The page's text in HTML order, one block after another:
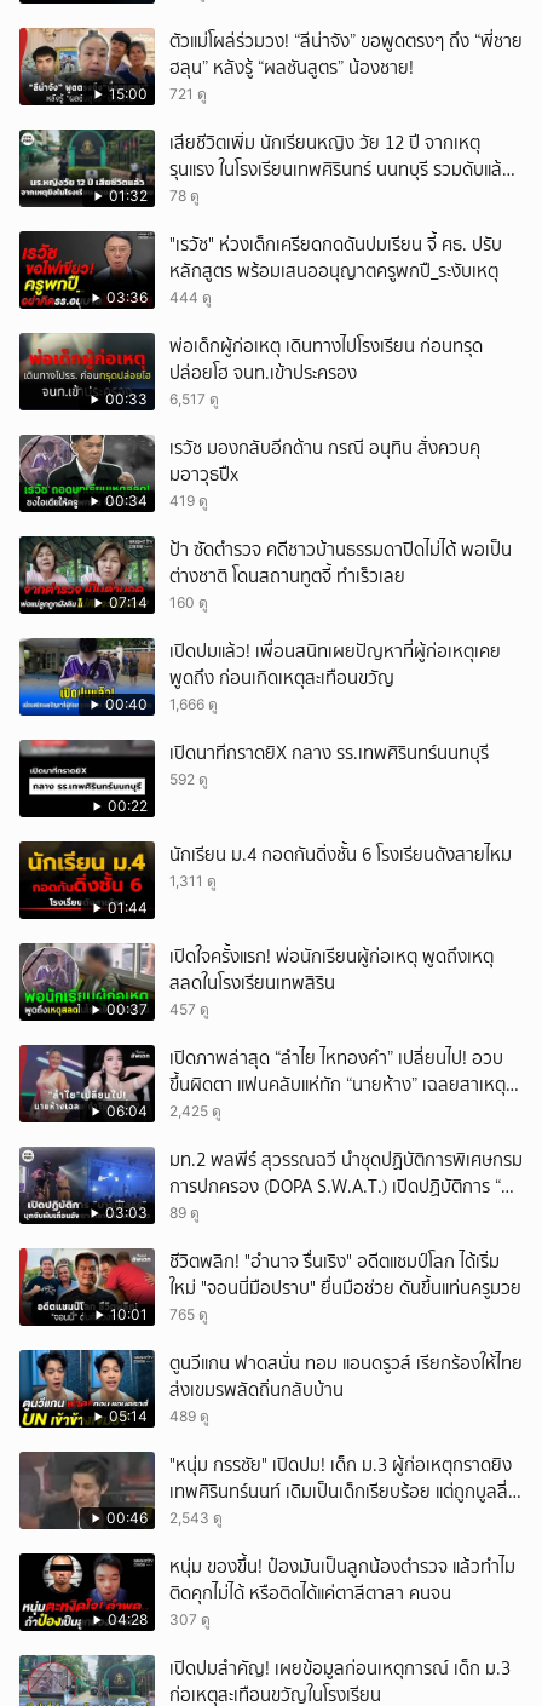
15:00
ตัวแม่โผล่ร่วมวง! “ลีน่าจัง” ขอพูดตรงๆ ถึง “พี่ชาย
ฮลุน” หลังรู้ “ผลชันสูตร” น้องชาย!
721 ดู
01:32
เสียชีวิตเพิ่ม นักเรียนหญิง วัย 12 ปี จากเหตุ
รุนแรง ในโรงเรียนเทพศิรินทร์ นนทบุรี รวมดับแล้ว
9 ราย
78 ดู
03:36
"เรวัช" ห่วงเด็กเครียดกดดันปมเรียน จี้ ศธ. ปรับ
หลักสูตร พร้อมเสนออนุญาตครูพกปื_ระงับเหตุ
444 ดู
00:33
พ่อเด็กผู้ก่อเหตุ เดินทางไปโรงเรียน ก่อนทรุด
ปล่อยโฮ จนท.เข้าประครอง
6,517 ดู
00:34
เรวัช มองกลับอีกด้าน กรณี อนุทิน สั่งควบคุ
มอาวุธปืx
419 ดู
07:14
ป้า ซัดตำรวจ คดีชาวบ้านธรรมดาปิดไม่ได้ พอเป็น
ต่างชาติ โดนสถานทูตจี้ ทำเร็วเลย
160 ดู
00:40
เปิดปมแล้ว! เพื่อนสนิทเผยปัญหาที่ผู้ก่อเหตุเคย
พูดถึง ก่อนเกิดเหตุสะเทือนขวัญ
1,666 ดู
00:22
เปิดนาทีกราดยิX กลาง รร.เทพศิรินทร์นนทบุรี
592 ดู
01:44
นักเรียน ม.4 กอดกันดิ่งชั้น 6 โรงเรียนดังสายไหม
1,311 ดู
00:37
เปิดใจครั้งแรก! พ่อนักเรียนผู้ก่อเหตุ พูดถึงเหตุ
สลดในโรงเรียนเทพสิริน
457 ดู
06:04
เปิดภาพล่าสุด “ลำไย ไหทองคำ” เปลี่ยนไป! อวบ
ขึ้นผิดตา แฟนคลับแห่ทัก “นายห้าง” เฉลยสาเหตุ
ชัด!
2,425 ดู
03:03
มท.2 พลพีร์ สุวรรณฉวี นำชุดปฏิบัติการพิเศษกรม
การปกครอง (DOPA S.W.A.T.) เปิดปฏิบัติการ “บา
รมีโสธร” บุกจับผับเถื่อนอัพยา กลางเมืองแปดริ้ว
89 ดู
10:01
ชีวิตพลิก! "อำนาจ รื่นเริง" อดีตแชมป์โลก ได้เริ่ม
ใหม่ "จอนนี่มือปราบ" ยื่นมือช่วย ดันขึ้นแท่นครูมวย
765 ดู
05:14
ตูนวีแกน ฟาดสนั่น ทอม แอนดรูวส์ เรียกร้องให้ไทย
ส่งเขมรพลัดถิ่นกลับบ้าน
489 ดู
00:46
"หนุ่ม กรรชัย" เปิดปม! เด็ก ม.3 ผู้ก่อเหตุกราดยิง
เทพศิรินทร์นนท์ เดิมเป็นเด็กเรียบร้อย แต่ถูกบูลลี่
หนัก คาดแรงกดดันสะสมกลายเป็นแรงแค้น จนก่อ
2,543 ดู
04:28
หนุ่ม ของขึ้น! ป๋องมันเป็นลูกน้องตำรวจ แล้วทำไม
ติดคุกไม่ได้ หรือติดได้แค่ตาสีตาสา คนจน
307 ดู
เปิดปมสำคัญ! เผยข้อมูลก่อนเหตุการณ์ เด็ก ม.3
ก่อเหตุสะเทือนขวัญในโรงเรียน